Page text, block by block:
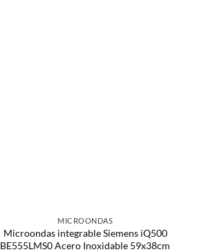
MICROONDAS
Microondas integrable Siemens iQ500
BE555LMS0 Acero Inoxidable 59x38cm